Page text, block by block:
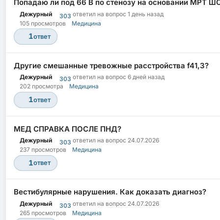
Попадаю ли под 66 В по стенозу на основании МРТ
Дежурный 303 ответил на вопрос 1 день назад
105 просмотров
Медицина
1ответ
Другие смешанные тревожные расстройства f41,3?
Дежурный 303 ответил на вопрос 6 дней назад
202 просмотра
Медицина
1ответ
МЕД СПРАВКА ПОСЛЕ ПНД?
Дежурный 303 ответил на вопрос 24.07.2026
237 просмотров
Медицина
1ответ
Вестибулярные нарушения. Как доказать диагноз?
Дежурный 303 ответил на вопрос 24.07.2026
265 просмотров
Медицина